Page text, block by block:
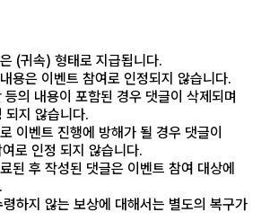
(귀속) 형태로 지급됩니다.
용은 이벤트 참여로 인정되지 않습니다.
의 내용이 포함된 경우 댓글이 삭제되며
되지 않습니다.
이벤트 진행에 방해가 될 경우 댓글이
로 인정 되지 않습니다.
된 후 작성된 댓글은 이벤트 참여 대상에
하지 않는 보상에 대해서는 별도의 복구가